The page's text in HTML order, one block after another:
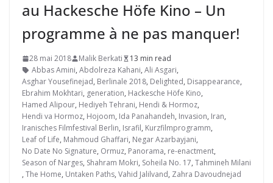
au Hackesche Höfe Kino – Un
programme à ne pas manquer!
28 mai 2018 Malik Berkati
13 min read
Abbas Amini, Abdolreza Kahani, Ali Asgari,
Asghar Yousefinejad, Berlinale 2018, Delighted, Disappearance,
Ebrahim Mokhtari, generation, Hackesche Höfe Kino,
Hamed Alipour, Hediyeh Tehrani, Hendi & Hormoz,
Hendi va Hormoz, Hojoom, Ida Panahandeh, Invasion, Iran,
Iranisches Filmfestival Berlin, Israfil, Kurzfilmprogramm,
Leaf of Life, Mahmoud Ghaffari, Negar Azarbayjani,
No Date No Signature, Ormuz, Panorama, re-enactment,
Season of Narges, Shahram Mokri, Soheila No. 17, Tahmineh Milani
, The Home, Untaken Paths, Vahid Jalilvand, Zahra Davoudnejad